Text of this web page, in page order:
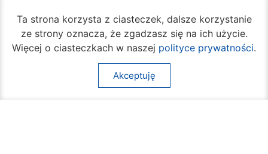
Ta strona korzysta z ciasteczek, dalsze korzystanie
ze strony oznacza, że zgadzasz się na ich użycie.
Więcej o ciasteczkach w naszej polityce prywatności.
Akceptuję